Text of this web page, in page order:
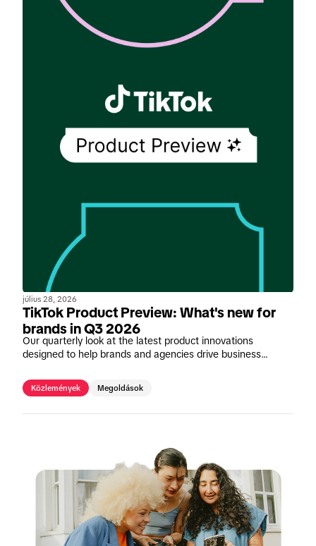
július 28, 2026
TikTok Product Preview: What's new for
brands in Q3 2026
Our quarterly look at the latest product innovations
designed to help brands and agencies drive business
Közlemények Megoldások